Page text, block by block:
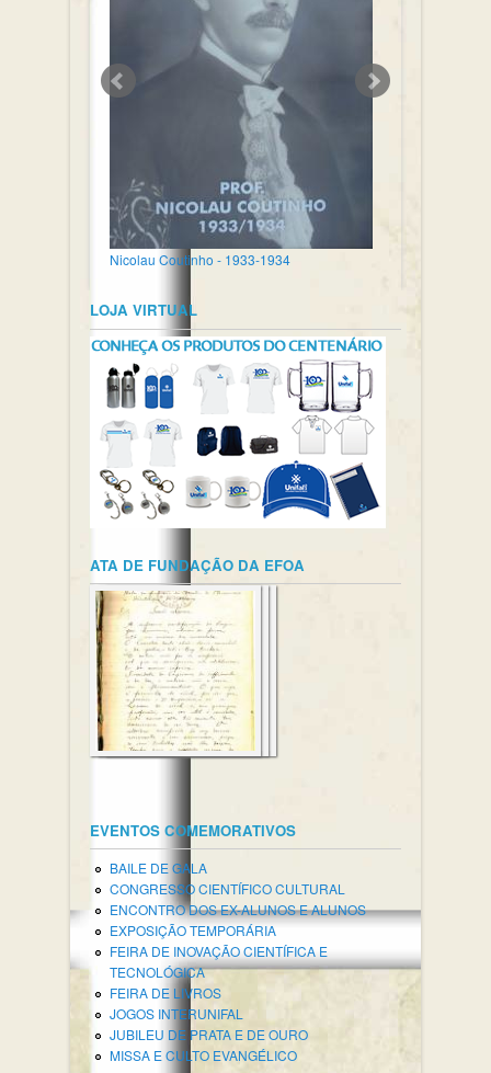
Nicolau Coutinho - 1933-1934
LOJA VIRTUAL
ATA DE FUNDAÇÃO DA EFOA
EVENTOS COMEMORATIVOS
BAILE DE GALA
CONGRESSO CIENTÍFICO CULTURAL
ENCONTRO DOS EX-ALUNOS E ALUNOS
EXPOSIÇÃO TEMPORÁRIA
FEIRA DE INOVAÇÃO CIENTÍFICA E
TECNOLÓGICA
FEIRA DE LIVROS
JOGOS INTERUNIFAL
JUBILEU DE PRATA E DE OURO
MISSA E CULTO EVANGÉLICO